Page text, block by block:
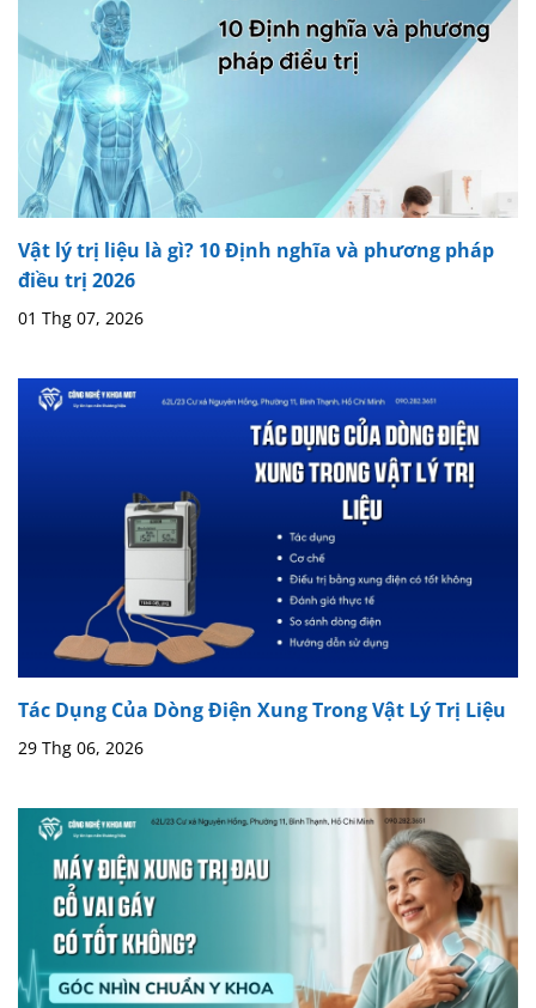
Vật lý trị liệu là gì? 10 Định nghĩa và phương pháp
điều trị 2026
01 Thg 07, 2026
Tác Dụng Của Dòng Điện Xung Trong Vật Lý Trị Liệu
29 Thg 06, 2026